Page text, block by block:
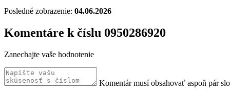
Posledné zobrazenie: 04.06.2026
Komentáre k číslu 0950286920
Zanechajte vaše hodnotenie
Komentár musí obsahovať aspoň pár